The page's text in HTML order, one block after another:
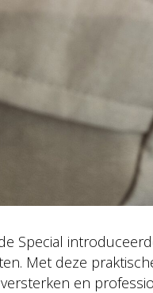
Special
Met deze
en